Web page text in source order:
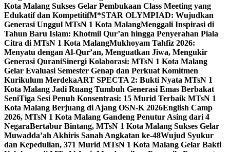
Kota Malang Sukses Gelar Pembukaan Class Meeting yang
Edukatif dan KompetitifM*STAR OLYMPIAD: Wujudkan
Generasi Unggul MTsN 1 Kota MalangMenggali Inspirasi di
Tahun Baru Islam: Khotmil Qur’an hingga Penyerahan Piala
Citra di MTsN 1 Kota MalangMukhoyam Tahfiz 2026:
Menyatu dengan Al-Qur’an, Menguatkan Jiwa, Mengukir
Generasi QuraniSinergi Kolaborasi: MTsN 1 Kota Malang
Gelar Evaluasi Semester Genap dan Perkuat Komitmen
Kurikulum MerdekaART SPECTA 2: Bukti Nyata MTsN 1
Kota Malang Jadi Ruang Tumbuh Generasi Emas Berbakat
SeniTiga Sesi Penuh Konsentrasi: 15 Murid Terbaik MTsN 1
Kota Malang Berjuang di Ajang OSN-K 2026English Camp
2026, MTsN 1 Kota Malang Gandeng Penutur Asing dari 4
NegaraBertabur Bintang, MTsN 1 Kota Malang Sukses Gelar
Muwadda’ah Akhiris Sanah Angkatan ke-48Wujud Syukur
dan Kepedulian, 371 Murid MTsN 1 Kota Malang Gelar Bakti